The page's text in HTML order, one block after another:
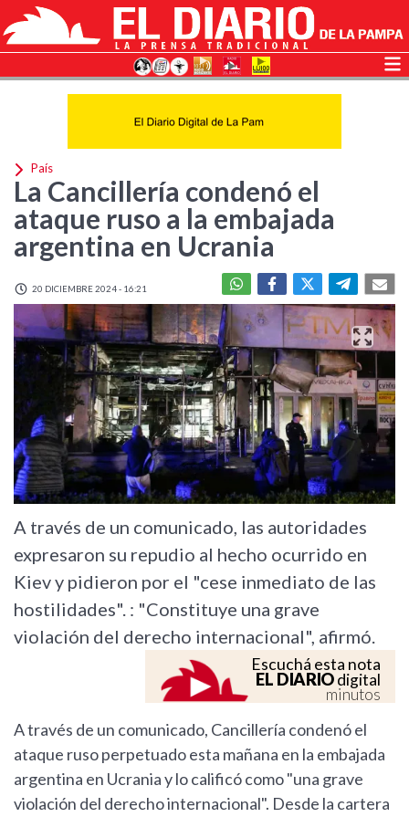
País
La Cancillería condenó el
ataque ruso a la embajada
argentina en Ucrania
20 DICIEMBRE 2024 - 16:21
A través de un comunicado, las autoridades
expresaron su repudio al hecho ocurrido en
Kiev y pidieron por el "cese inmediato de las
hostilidades". : "Constituye una grave
violación del derecho internacional", afirmó.
Escuchá esta nota
EL DIARIOdigital
minutos
A través de un comunicado, Cancillería condenó el
ataque ruso perpetuado esta mañana en la embajada
argentina en Ucrania y lo calificó como "una grave
violación del derecho internacional". Desde la cartera